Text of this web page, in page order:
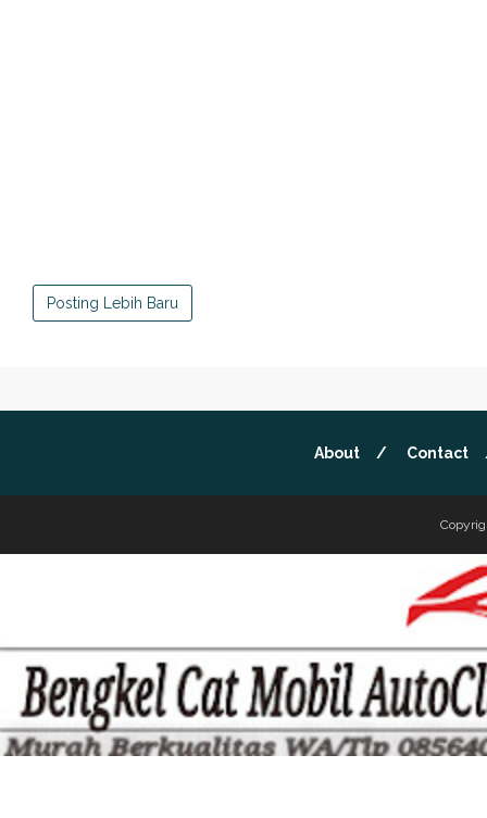
Posting Lebih Baru
About Contact